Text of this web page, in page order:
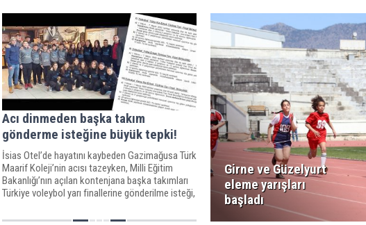
Acı dinmeden başka takım
gönderme isteğine büyük tepki!
İsias Otel’de hayatını kaybeden Gazimağusa Türk
Maarif Koleji’nin acısı tazeyken, Milli Eğitim
Bakanlığı’nın açılan kontenjana başka takımları
Türkiye voleybol yarı finallerine gönderilme isteği,
karşılandı
Girne ve Güzelyurt
eleme yarışları
başladı